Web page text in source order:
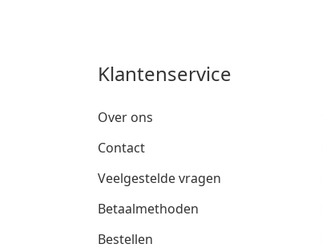
Klantenservice
Over ons
Contact
Veelgestelde vragen
Betaalmethoden
Bestellen